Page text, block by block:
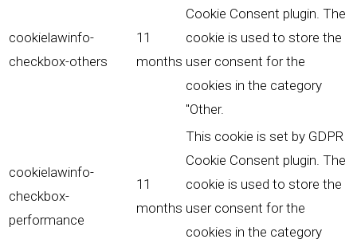
cookielawinfo-
checkbox-others
11
months
Cookie Consent plugin. The
cookie is used to store the
user consent for the
cookies in the category
"Other.
cookielawinfo-
checkbox-
performance
11
months
This cookie is set by GDPR
Cookie Consent plugin. The
cookie is used to store the
user consent for the
cookies in the category